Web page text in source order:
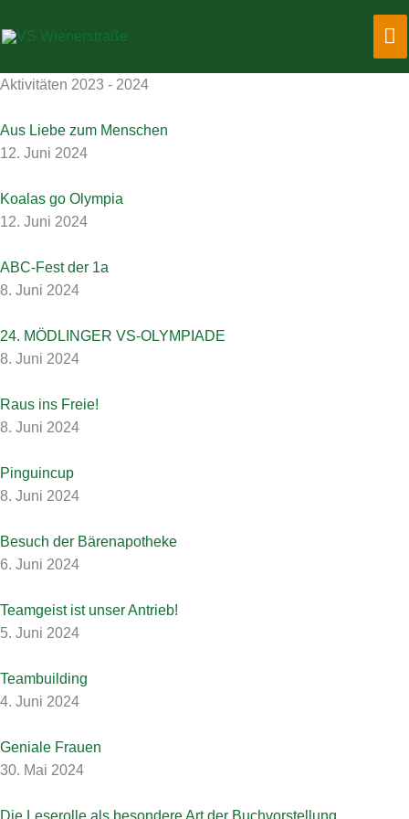
Inhalt
Aktivitäten 2023 - 2024
Aus Liebe zum Menschen
12. Juni 2024
Koalas go Olympia
12. Juni 2024
ABC-Fest der 1a
8. Juni 2024
24. MÖDLINGER VS-OLYMPIADE
8. Juni 2024
Raus ins Freie!
8. Juni 2024
Pinguincup
8. Juni 2024
Besuch der Bärenapotheke
6. Juni 2024
Teamgeist ist unser Antrieb!
5. Juni 2024
Teambuilding
4. Juni 2024
Geniale Frauen
30. Mai 2024
Die Leserolle als besondere Art der Buchvorstellung